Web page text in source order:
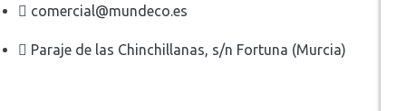
comercial@mundeco.es
Paraje de las Chinchillanas, s/n Fortuna (Murcia)